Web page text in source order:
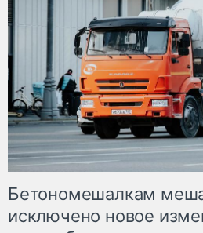
Бетономешалкам
исключено новое